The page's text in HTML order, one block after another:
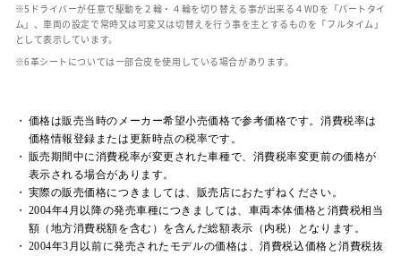
ドライバーが任意で駆動を２輪・４輪を切り替える事が出来る４WDを「パートタイ
ム」、車両の設定で常時又は可変又は切替えを行う事を主とするものを「フルタイム」
として表示しています。
革シートについては一部合皮を使用している場合があります。
価格は販売当時のメーカー希望小売価格で参考価格です。消費税率は
価格情報登録または更新時点の税率です。
販売期間中に消費税率が変更された車種で、消費税率変更前の価格が
表示される場合があります。
実際の販売価格につきましては、販売店におたずねください。
2004年4月以降の発売車種につきましては、車両本体価格と消費税相当
額（地方消費税額を含む）を含んだ総額表示（内税）となります。
2004年3月以前に発売されたモデルの価格は、消費税込価格と消費税抜